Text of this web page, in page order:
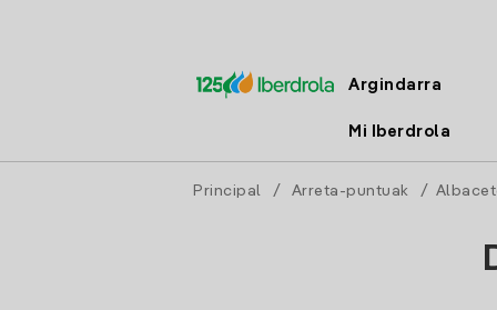
Argindarra
Mi Iberdrola
Principal / Arreta-puntuak /